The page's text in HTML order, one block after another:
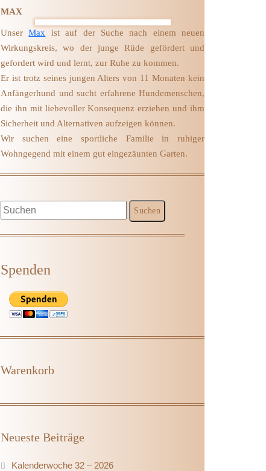
MAX
UnserMax ist auf der Suche nach einem neuen
Wirkungskreis, wo der junge Rüde gefördert und
gefordert wird und lernt, zur Ruhe zu kommen.
Er ist trotz seines jungen Alters von 11 Monaten kein
Anfängerhund und sucht erfahrene Hundemenschen,
die ihn mit liebevoller Konsequenz erziehen und ihm
Sicherheit und Alternativen aufzeigen können.
Wir suchen eine sportliche Familie in ruhiger
Wohngegend mit einem gut eingezäunten Garten.
Spenden
Warenkorb
Neueste Beiträge
Kalenderwoche 32 – 2026